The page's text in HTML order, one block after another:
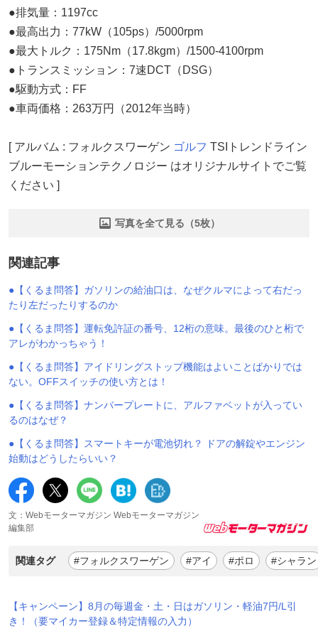
●排気量：1197cc
●最高出力：77kW（105ps）/5000rpm
●最大トルク：175Nm（17.8kgm）/1500-4100rpm
●トランスミッション：7速DCT（DSG）
●駆動方式：FF
●車両価格：263万円（2012年当時）
[ アルバム : フォルクスワーゲン ゴルフ TSIトレンドライン
ブルーモーションテクノロジー はオリジナルサイトでご覧
ください ]
写真を全て見る（5枚）
関連記事
●【くるま問答】ガソリンの給油口は、なぜクルマによって右だっ
たり左だったりするのか
●【くるま問答】運転免許証の番号、12桁の意味。最後のひと桁で
アレがわかっちゃう！
●【くるま問答】アイドリングストップ機能はよいことばかりでは
ない。OFFスイッチの使い方とは！
●【くるま問答】ナンバープレートに、アルファベットが入ってい
るのはなぜ？
●【くるま問答】スマートキーが電池切れ？ ドアの解錠やエンジン
始動はどうしたらいい？
文：Webモーターマガジン Webモーターマガジン
編集部
関連タグ #フォルクスワーゲン #アイ #ポロ #シャラン
【キャンペーン】8月の毎週金・土・日はガソリン・軽油7円/L引
き！（要マイカー登録＆特定情報の入力）